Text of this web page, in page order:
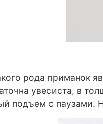
рода приманок
увесиста, в
подъем с паузами.